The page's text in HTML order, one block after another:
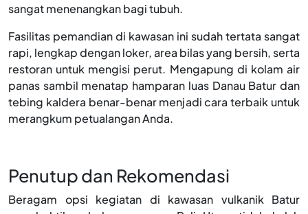
sangat menenangkan bagi tubuh.
Fasilitas pemandian di kawasan ini sudah tertata sangat
rapi, lengkap dengan loker, area bilas yang bersih, serta
restoran untuk mengisi perut. Mengapung di kolam air
panas sambil menatap hamparan luas Danau Batur dan
tebing kaldera benar-benar menjadi cara terbaik untuk
merangkum petualangan Anda.
Penutup dan Rekomendasi
Beragam opsi kegiatan di kawasan vulkanik Batur